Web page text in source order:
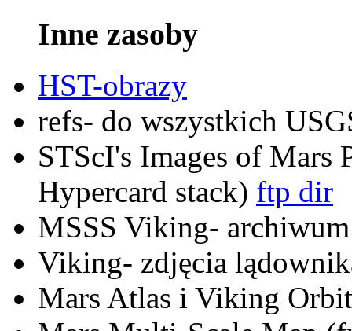
Inne zasoby
HST-obrazy
refs- do wszystkich
STScI's Images of Mars
Hypercard stack) ftp dir
MSSS Viking-
Viking- zdjęcia
Mars Atlas i Viking